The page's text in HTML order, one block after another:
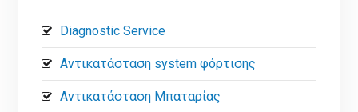
Diagnostic Service
Αντικατάσταση system φόρτισης
Αντικατάσταση Μπαταρίας